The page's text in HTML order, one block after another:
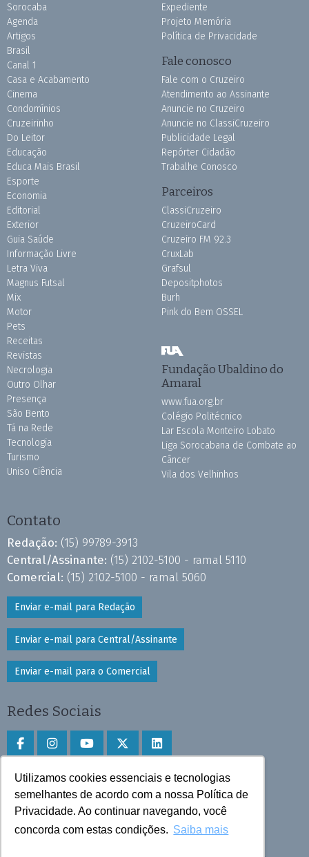
Utilizamos cookies essenciais e tecnologias
semelhantes de acordo com a nossa Política de
Privacidade. Ao continuar navegando, você
concorda com estas condições. Saiba mais
Sorocaba
Agenda
Artigos
Brasil
Canal 1
Casa e Acabamento
Cinema
Condomínios
Cruzeirinho
Do Leitor
Educação
Educa Mais Brasil
Esporte
Economia
Editorial
Exterior
Guia Saúde
Informação Livre
Letra Viva
Magnus Futsal
Mix
Motor
Pets
Receitas
Revistas
Necrologia
Outro Olhar
Presença
São Bento
Tá na Rede
Tecnologia
Turismo
Uniso Ciência
Expediente
Projeto Memória
Política de Privacidade
Fale conosco
Fale com o Cruzeiro
Atendimento ao Assinante
Anuncie no Cruzeiro
Anuncie no ClassiCruzeiro
Publicidade Legal
Repórter Cidadão
Trabalhe Conosco
Parceiros
ClassiCruzeiro
CruzeiroCard
Cruzeiro FM 92.3
CruxLab
Grafsul
Depositphotos
Burh
Pink do Bem OSSEL
Fundação Ubaldino do
Amaral
www.fua.org.br
Colégio Politécnico
Lar Escola Monteiro Lobato
Liga Sorocabana de Combate ao
Câncer
Vila dos Velhinhos
Contato
Redação: (15) 99789-3913
Central/Assinante: (15) 2102-5100 - ramal 5110
Comercial: (15) 2102-5100 - ramal 5060
Enviar e-mail para Redação
Enviar e-mail para Central/Assinante
Enviar e-mail para o Comercial
Redes Sociais
Faça download do aplicativo
Play Store e App Store